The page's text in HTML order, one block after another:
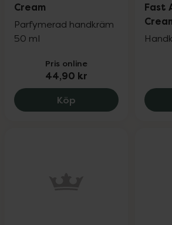
Cream
Parfymerad handkräm
50 ml
Pris online
44,90 kr
Köp Neutrogena
Fast